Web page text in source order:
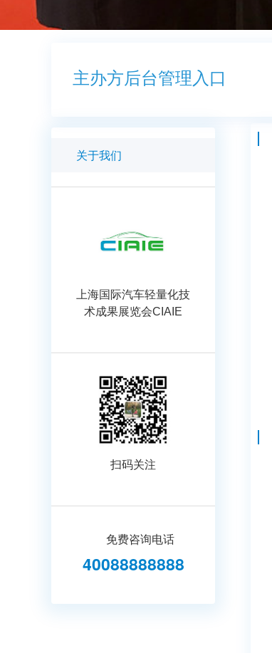
主办方后台管理入口
关于我们
上海国际汽车轻量化技
术成果展览会CIAIE
扫码关注
免费咨询电话
40088888888